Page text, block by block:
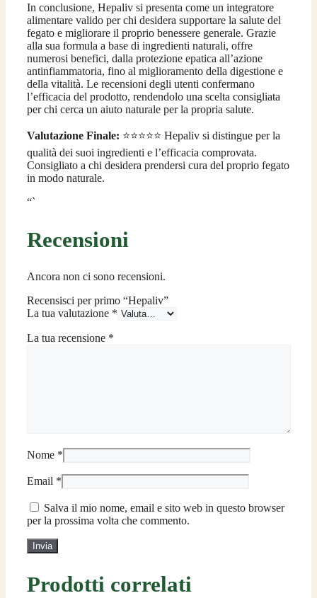
In conclusione, Hepaliv si presenta come un integratore
alimentare valido per chi desidera supportare la salute del
fegato e migliorare il proprio benessere generale. Grazie
alla sua formula a base di ingredienti naturali, offre
numerosi benefici, dalla protezione epatica all’azione
antinfiammatoria, fino al miglioramento della digestione e
della vitalità. Le recensioni degli utenti confermano
l’efficacia del prodotto, rendendolo una scelta consigliata
per chi cerca un aiuto naturale per la propria salute.
Valutazione Finale: ⭐⭐⭐⭐⭐ Hepaliv si distingue per la
qualità dei suoi ingredienti e l’efficacia comprovata.
Consigliato a chi desidera prendersi cura del proprio fegato
in modo naturale.
“`
Recensioni
Ancora non ci sono recensioni.
Recensisci per primo “Hepaliv”
La tua valutazione *
La tua recensione *
Nome *
Email *
Salva il mio nome, email e sito web in questo browser
per la prossima volta che commento.
Prodotti correlati